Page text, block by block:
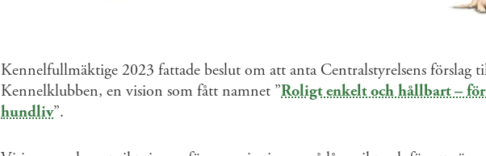
Kennelfullmäktige 2023 fattade beslut om att anta Centralstyrelsens förslag
Kennelklubben, en vision som fått namnet ”Roligt enkelt och hållbart –
hundliv”.